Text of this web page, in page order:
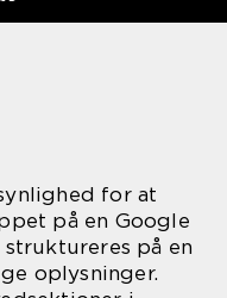
for at
på en Google
på en
oplysninger.